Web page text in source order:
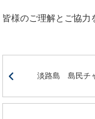
皆様のご理解とご協力
淡路島 島民チ